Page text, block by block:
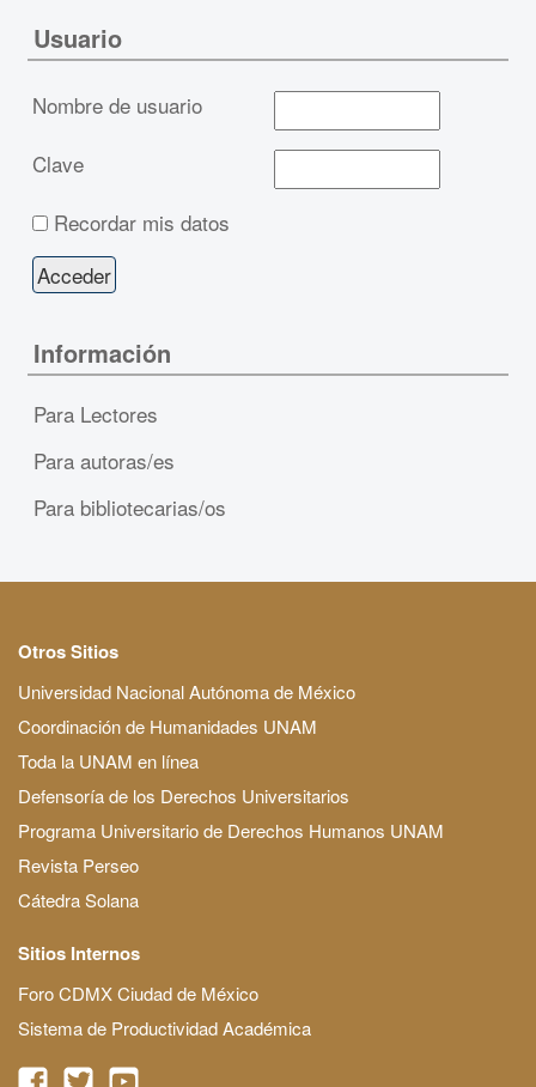
Usuario
Nombre de usuario
Clave
Recordar mis datos
Información
Para Lectores
Para autoras/es
Para bibliotecarias/os
Otros Sitios
Universidad Nacional Autónoma de México
Coordinación de Humanidades UNAM
Toda la UNAM en línea
Defensoría de los Derechos Universitarios
Programa Universitario de Derechos Humanos UNAM
Revista Perseo
Cátedra Solana
Sitios Internos
Foro CDMX Ciudad de México
Sistema de Productividad Académica